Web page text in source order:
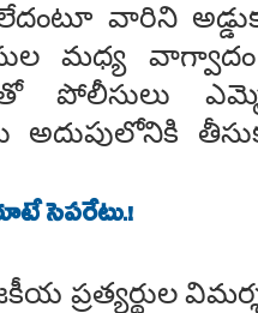
వారిని
మధ్య వాగ్వాదం
పోలీసులు
అదుపులోనికి
సెపరేటు.!
ప్రత్యర్థుల